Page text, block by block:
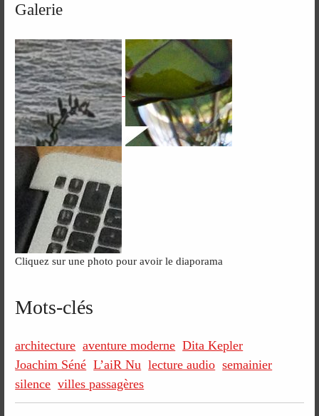
Galerie
Cliquez sur une photo pour avoir le diaporama
Mots-clés
architecture aventure moderne Dita Kepler
Joachim Séné L’aiR Nu lecture audio semainier
silence villes passagères